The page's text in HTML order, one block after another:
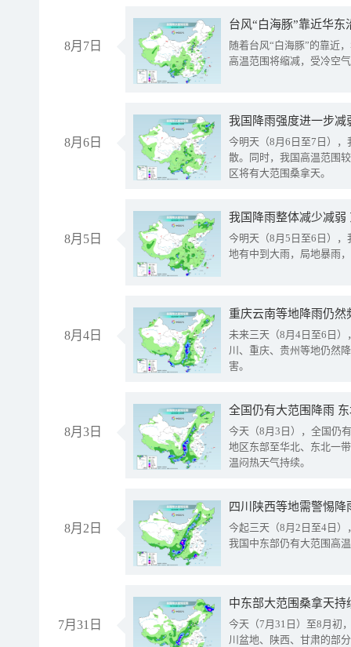
8月7日
台风“白海豚”靠近华
随着台风“白海豚”的靠近
高温范围将缩减，受冷空
8月6日
今明天（8月6日至7日）
散。同时，我国高温范围
区将有大范围桑拿天。
8月5日
我国降雨整体减少减弱
今明天（8月5日至6日）
地有中到大雨，局地暴雨
8月4日
重庆云南等地降雨仍然
未来三天（8月4日至6日
川、重庆、贵州等地仍然
害。
8月3日
全国仍有大范围降雨
今天（8月3日），全国仍
地区东部至华北、东北一
温闷热天气持续。
8月2日
今起三天（8月2日至4日
我国中东部仍有大范围高
7月31日
中东部大范围桑拿天
今天（7月31日）至8月初
川盆地、陕西、甘肃的部